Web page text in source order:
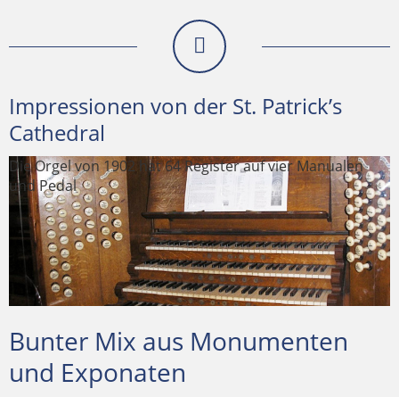
Impressionen von der St. Patrick’s
Cathedral
Die Orgel von 1902 hat 64 Register auf vier Manualen
und Pedal
Einheimische taufte
Kathedrale
Bunter Mix aus Monumenten
und Exponaten